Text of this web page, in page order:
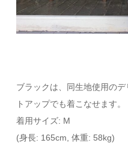
ブラックは、同生地使用の
トアップでも着こなせます。
着用サイズ: M
(身長: 165cm, 体重: 58kg)